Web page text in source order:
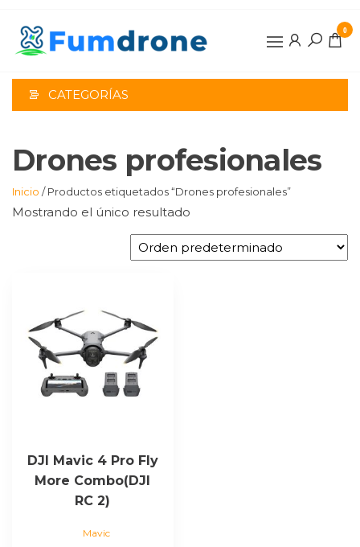
contenido
0
CATEGORÍAS
Drones profesionales
Inicio / Productos etiquetados “Drones profesionales”
Mostrando el único resultado
DJI Mavic 4 Pro Fly
More Combo(DJI
RC 2)
Mavic